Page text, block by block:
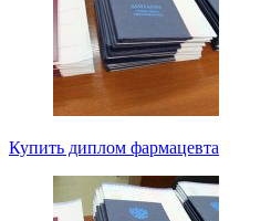
Купить диплом фармацевта